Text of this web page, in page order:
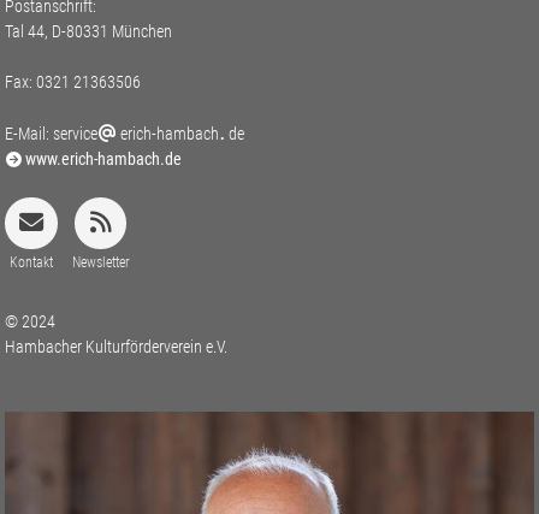
Postanschrift:
Tal 44, D-80331 München
Fax: 0321 21363506
E-Mail: service erich-hambach de
www.erich-hambach.de
Kontakt Newsletter
© 2024
Hambacher Kulturförderverein e.V.